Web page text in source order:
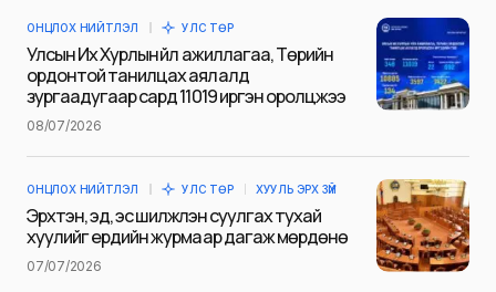
Таны имэйл хаягийг нийтлэхгүй.
тэмдэглэсэн
Name
ОНЦЛОХ НИЙТЛЭЛ УЛС ТӨР
Улсын Их Хурлын үйл ажиллагаа, Төрийн
ордонтой танилцах аялалд
зургаадугаар сард 11019 иргэн оролцжээ
08/07/2026
ОНЦЛОХ НИЙТЛЭЛ УЛС ТӨР ХУУЛЬ ЭРХ ЗҮЙ
Эрхтэн, эд, эс шилжүүлэн суулгах тухай
хуулийг ердийн журмаар дагаж мөрдөнө
07/07/2026